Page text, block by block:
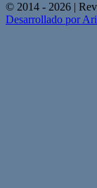
© 2014 - 2026 |
Desarrollado por